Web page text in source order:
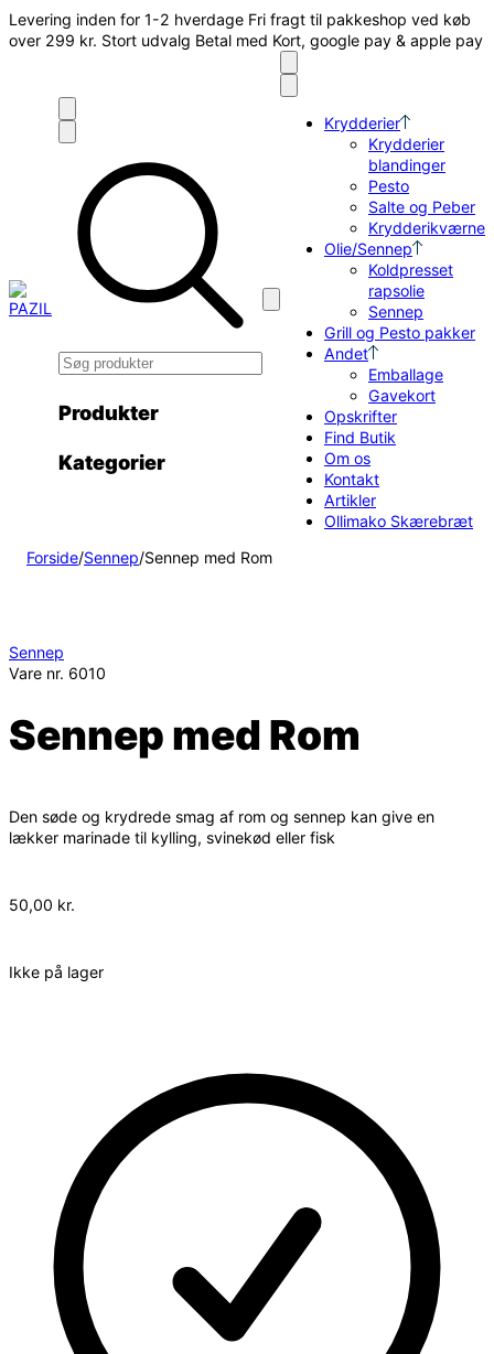
Spring
til
Levering inden for 1-2 hverdage Fri fragt til pakkeshop ved køb
over 299 kr. Stort udvalg Betal med Kort, google pay & apple pay
Produkter
Kategorier
Krydderier
Krydderier
blandinger
Pesto
Salte og Peber
Krydderikværne
Olie/Sennep
Koldpresset
rapsolie
Sennep
Grill og Pesto pakker
Andet
Emballage
Gavekort
Opskrifter
Find Butik
Om os
Kontakt
Artikler
Ollimako Skærebræt
Forside/Sennep/Sennep med Rom
Sennep
Vare nr. 6010
Sennep med Rom
Den søde og krydrede smag af rom og sennep kan give en
lækker marinade til kylling, svinekød eller fisk
50,00 kr.
Ikke på lager